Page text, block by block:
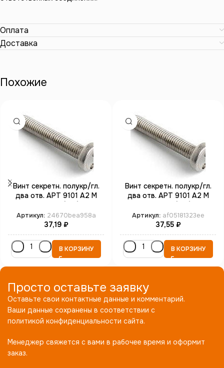
Оплата
Доставка
Похожие
Винт секретн. полукр/гл.
два отв. АРТ 9101 А2 M
Артикул: 24670bea958a
37,19 ₽
В КОРЗИНУ
Винт секретн. полукр/гл.
два отв. АРТ 9101 А2 M
Артикул: af05181323ee
37,55 ₽
В КОРЗИНУ
Просто оставьте заявку
Оставьте свои контактные данные и комментарий.
Ваши данные сохранены в соответствии с
политикой конфиденциальности сайта.
Менеджер свяжется с вами в рабочее время и оформит
заказ.